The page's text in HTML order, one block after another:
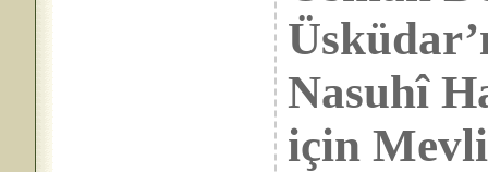
Nasuhî
için